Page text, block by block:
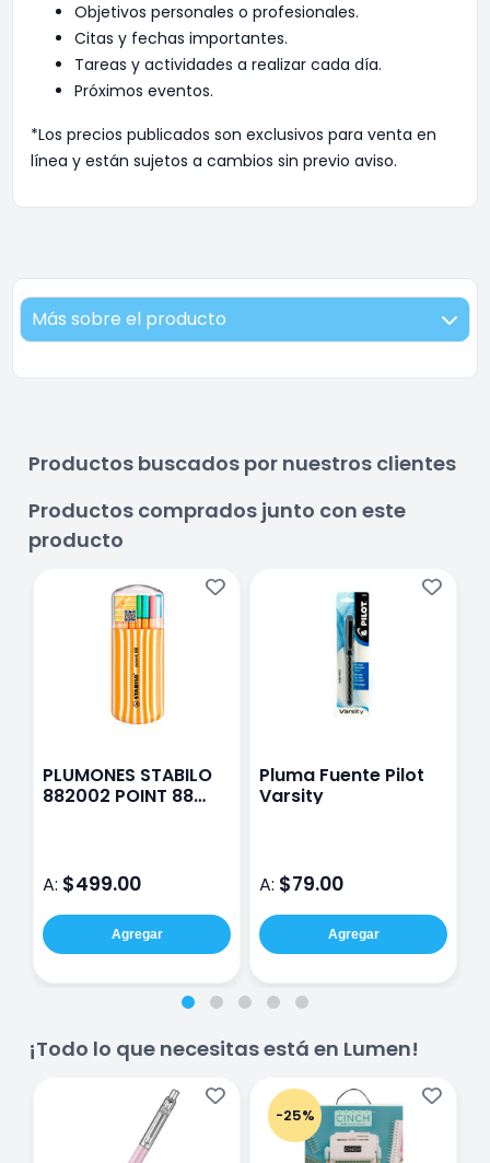
Objetivos personales o profesionales.
Citas y fechas importantes.
Tareas y actividades a realizar cada día.
Próximos eventos.
*Los precios publicados son exclusivos para venta en
línea y están sujetos a cambios sin previo aviso.
Más sobre el producto
Productos buscados por nuestros clientes
Productos comprados junto con este
producto
PLUMONES STABILO
882002 POINT 88
A: $499.00
Agregar
Pluma Fuente Pilot
Varsity
A: $79.00
Agregar
¡Todo lo que necesitas está en Lumen!
-25%